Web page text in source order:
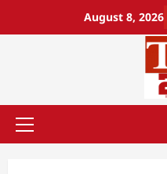
August 8, 2026